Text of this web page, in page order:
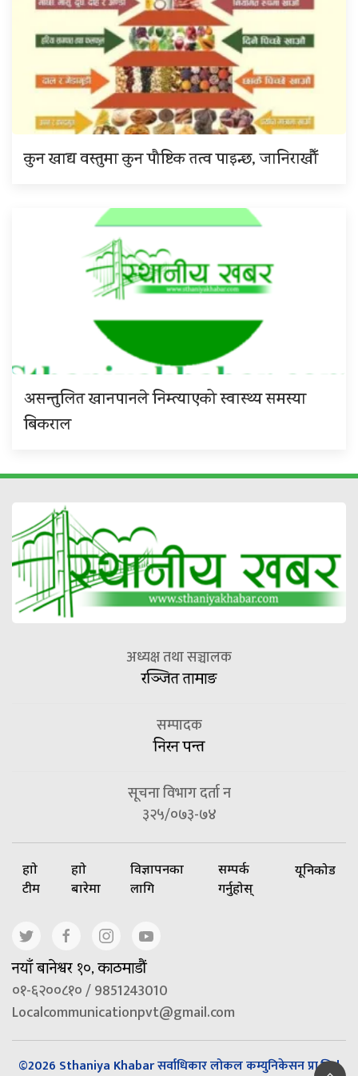
कुन खाद्य वस्तुमा कुन पौष्टिक तत्व पाइन्छ, जानिराखौँ
असन्तुलित खानपानले निम्त्याएको स्वास्थ्य समस्या
बिकराल
अध्यक्ष तथा सञ्चालक
रञ्जित तामाङ
सम्पादक
निरन पन्त
सूचना विभाग दर्ता न
३२५/०७३-७४
हाम्रो
टीम
हाम्रो
बारेमा
विज्ञापनका
लागि
सम्पर्क
गर्नुहोस्
यूनिकोड
नयाँ बानेश्वर १०, काठमाडौं
०१-६२००८१० / 9851243010
Localcommunicationpvt@gmail.com
©2026 Sthaniya Khabar सर्वाधिकार लोकल कम्युनिकेसन प्रा.लि |